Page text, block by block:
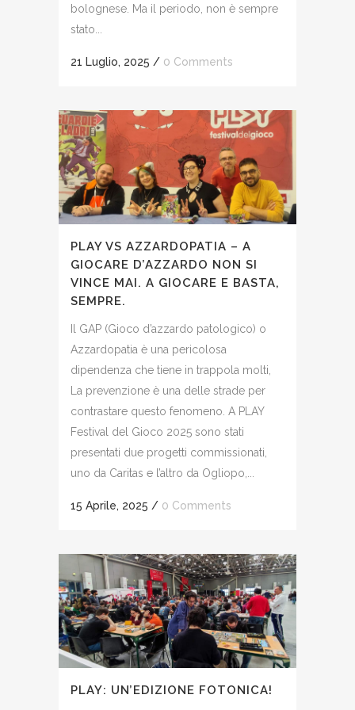
bolognese. Ma il periodo, non è sempre
stato...
21 Luglio, 2025 / 0 Comments
PLAY VS AZZARDOPATIA – A
GIOCARE D’AZZARDO NON SI
VINCE MAI. A GIOCARE E BASTA,
SEMPRE.
Il GAP (Gioco d’azzardo patologico) o
Azzardopatia è una pericolosa
dipendenza che tiene in trappola molti,
La prevenzione è una delle strade per
contrastare questo fenomeno. A PLAY
Festival del Gioco 2025 sono stati
presentati due progetti commissionati,
uno da Caritas e l’altro da Ogliopo,...
15 Aprile, 2025 / 0 Comments
PLAY: UN’EDIZIONE FOTONICA!